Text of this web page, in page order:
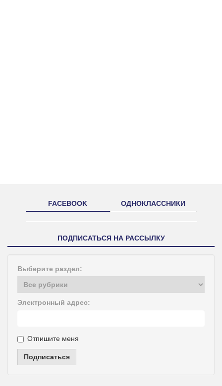
FACEBOOK ОДНОКЛАССНИКИ
ПОДПИСАТЬСЯ НА РАССЫЛКУ
Выберите раздел:
Электронный адрес:
Отпишите меня
Подписаться